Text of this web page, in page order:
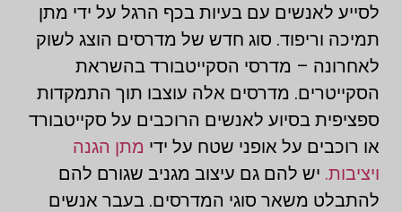
לסייע לאנשים עם בעיות בכף הרגל על ידי מתן
תמיכה וריפוד. סוג חדש של מדרסים הוצג לשוק
לאחרונה – מדרסי הסקייטבורד בהשראת
הסקייטרים. מדרסים אלה עוצבו תוך התמקדות
ספציפית בסיוע לאנשים הרוכבים על סקייטבורד
או רוכבים על אופני שטח על ידי מתן הגנה
ויציבות. יש להם גם עיצוב מגניב שגורם להם
להתבלט משאר סוגי המדרסים. בעבר אנשים